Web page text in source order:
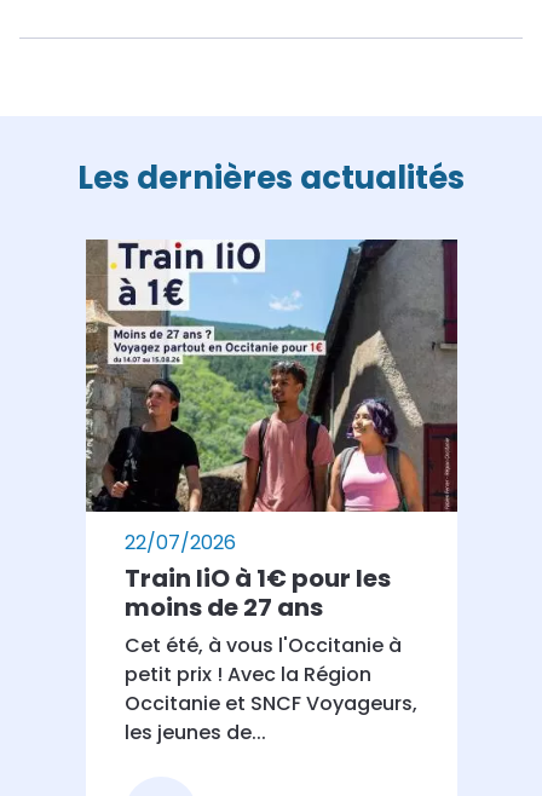
Les dernières actualités
22/07/2026
Train liO à 1€ pour les
moins de 27 ans
Cet été, à vous l'Occitanie à
petit prix ! Avec la Région
Occitanie et SNCF Voyageurs,
les jeunes de...